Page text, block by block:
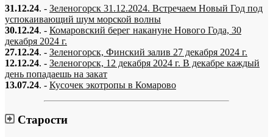
31.12.24. - Зеленогорск 31.12.2024. Встречаем Новый Год под
успокаивающий шум морской волны
30.12.24. - Комаровский берег накануне Нового Года, 30
декабря 2024 г.
27.12.24. - Зеленогорск, Финский залив 27 декабря 2024 г.
12.12.24. - Зеленогорск, 12 декабря 2024 г. В декабре каждый
день попадаешь на закат
13.07.24. - Кусочек экотропы в Комарово
Старости